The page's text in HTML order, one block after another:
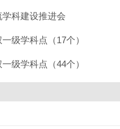
科建设推进会
级学科点（17个）
级学科点（44个）